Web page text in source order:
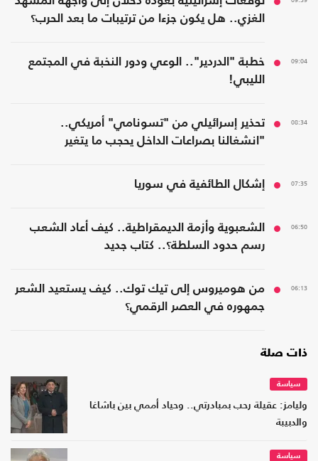
الغزي.. هل يكون جزءا من ترتيبات ما بعد الحرب؟
09:04
خطبة "الدردير".. الوعي ودور النخبة في المجتمع
الليبي!
08:34
تحذير إسرائيلي من "تسونامي" أمريكي..
"انشغالنا بصراعات الداخل يحجب ما يتغير
07:35 إشكال الطائفية في سوريا
06:50
الشعبوية وأزمة الديمقراطية.. كيف أعاد الشعب
رسم حدود السلطة؟.. كتاب جديد
06:13
من هوميروس إلى تيك توك.. كيف يستعيد الشعر
جمهوره في العصر الرقمي؟
ذات صلة
سياسة
وليامز: عقيلة رحب بمبادرتي.. وحياد أممي بين باشاغا
والدبيبة
سياسة